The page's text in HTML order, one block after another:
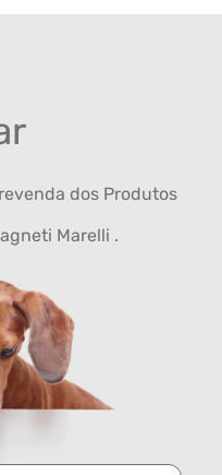
dos Produtos
Marelli .